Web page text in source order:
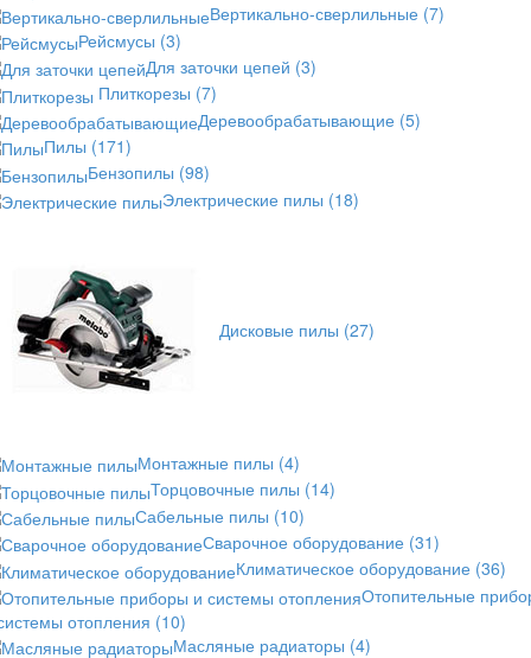
Вертикально-сверлильные (7)
Рейсмусы (3)
Для заточки цепей (3)
Плиткорезы (7)
Деревообрабатывающие (5)
Пилы (171)
Бензопилы (98)
Электрические пилы (18)
Дисковые пилы (27)
Монтажные пилы (4)
Торцовочные пилы (14)
Сабельные пилы (10)
Сварочное оборудование (31)
Климатическое оборудование (36)
Отопительные
отопления (10)
Масляные радиаторы (4)